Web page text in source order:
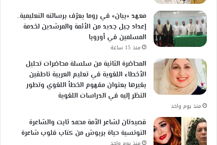
معهد «بيان» في روما يعرّف برسالته التعليمية..
إعداد جيل جديد من الأئمة والمرشدين لخدمة
المسلمين في أوروبا
منذ 15 ساعة
المحاضرة الثانية من سلسلة محاضرات تحليل
الأخطاء اللغوية في تعليم العربية ناطقين
بغيرها بعنوان مفهوم الخطأ اللغوي وتطور
النظر إليه في الدراسات اللغوية
منذ يوم واحد
قصيدتان لشاعر الأمة محمد ثابت والشاعرة
التونسية حياة بربوش من كتاب قلوب شاعرة